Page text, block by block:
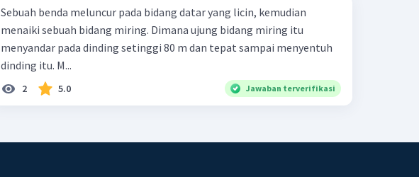
Sebuah benda meluncur pada bidang datar yang licin, kemudian
menaiki sebuah bidang miring. Dimana ujung bidang miring itu
menyandar pada dinding setinggi 80 m dan tepat sampai menyentuh
dinding itu. M...
2 5.0 Jawaban terverifikasi